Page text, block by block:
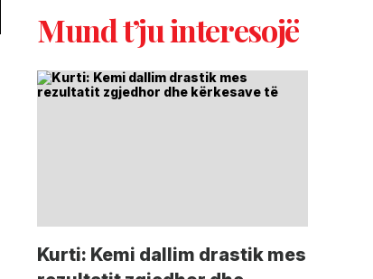
Mund t’ju interesojë
Kurti: Kemi dallim drastik mes